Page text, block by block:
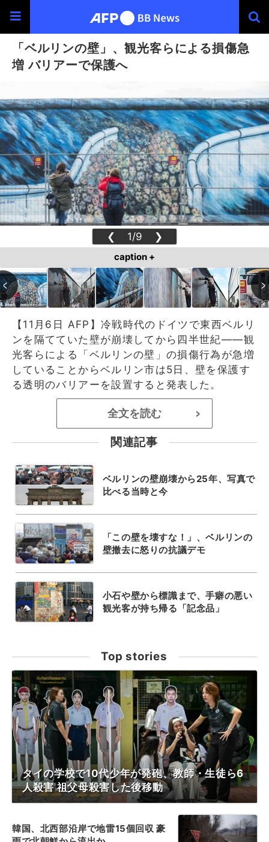
「ベルリンの壁」、観光客らによる損傷急
増 バリアーで保護へ
❮ 1/9 ❯
caption +
【11月6日 AFP】冷戦時代のドイツで東西ベルリ
ンを隔てていた壁が崩壊してから四半世紀――観
光客らによる「ベルリンの壁」の損傷行為が急増
していることからベルリン市は5日、壁を保護す
る透明のバリアーを設置すると発表した。
全文を読む >
関連記事
ベルリンの壁崩壊から25年、写真で
比べる当時と今
「この壁を壊すな！」、ベルリンの
壁撤去に怒りの抗議デモ
小石や壁から標識まで、手癖の悪い
観光客が持ち帰る「記念品」
Top stories
タイの学校で10代少年が発砲、教師・生徒ら6
人殺害 祖父母殺害した後移動
韓国、北西部沿岸で地雷15個回収 豪